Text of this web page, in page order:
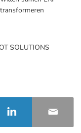
SOLUTIONS